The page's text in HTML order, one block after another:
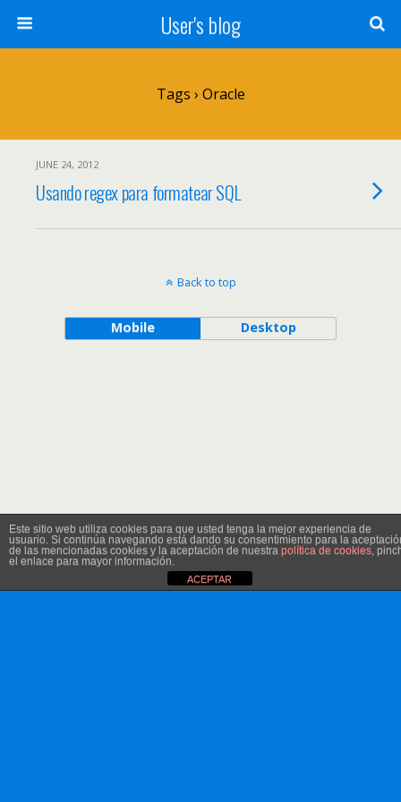
User's blog
Tags › Oracle
JUNE 24, 2012
Usando regex para formatear SQL
Back to top
Mobile Desktop
Este sitio web utiliza cookies para que usted tenga la mejor experiencia de
usuario. Si continúa navegando está dando su consentimiento para la
de las mencionadas cookies y la aceptación de nuestra política de cookies,
el enlace para mayor información.
ACEPTAR